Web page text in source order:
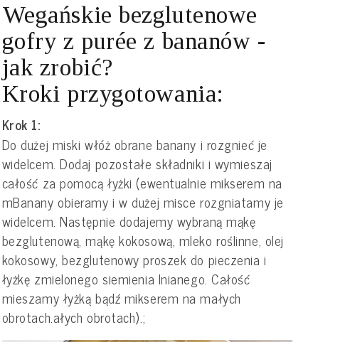
Wegańskie bezglutenowe
gofry z purée z bananów -
jak zrobić?
Kroki przygotowania:
Krok 1:
Do dużej miski włóż obrane banany i rozgnieć je
widelcem. Dodaj pozostałe składniki i wymieszaj
całość za pomocą łyżki (ewentualnie mikserem na
mBanany obieramy i w dużej misce rozgniatamy je
widelcem. Następnie dodajemy wybraną mąkę
bezglutenową, mąkę kokosową, mleko roślinne, olej
kokosowy, bezglutenowy proszek do pieczenia i
łyżkę zmielonego siemienia lnianego. Całość
mieszamy łyżką bądź mikserem na małych
obrotach.ałych obrotach).;